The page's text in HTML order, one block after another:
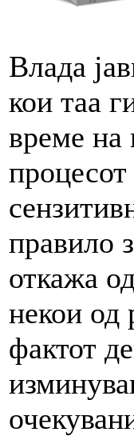
Влада
кои таа
време на
правило
откажа
некои од
фактот